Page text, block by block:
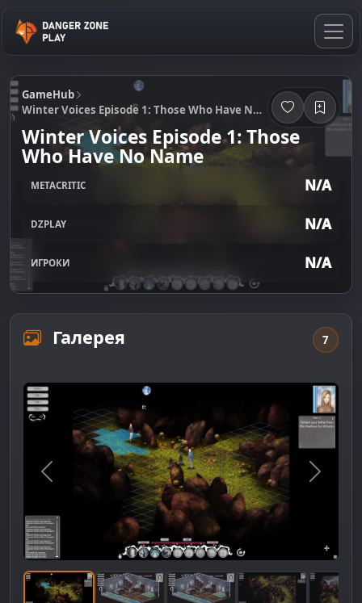
GameHub
Winter Voices Episode 1: Those Who Have No Name
Winter Voices Episode 1: Those
Who Have No Name
METACRITIC N/A
DZPLAY N/A
ИГРОКИ N/A
Галерея 7
Предыдущее изображение